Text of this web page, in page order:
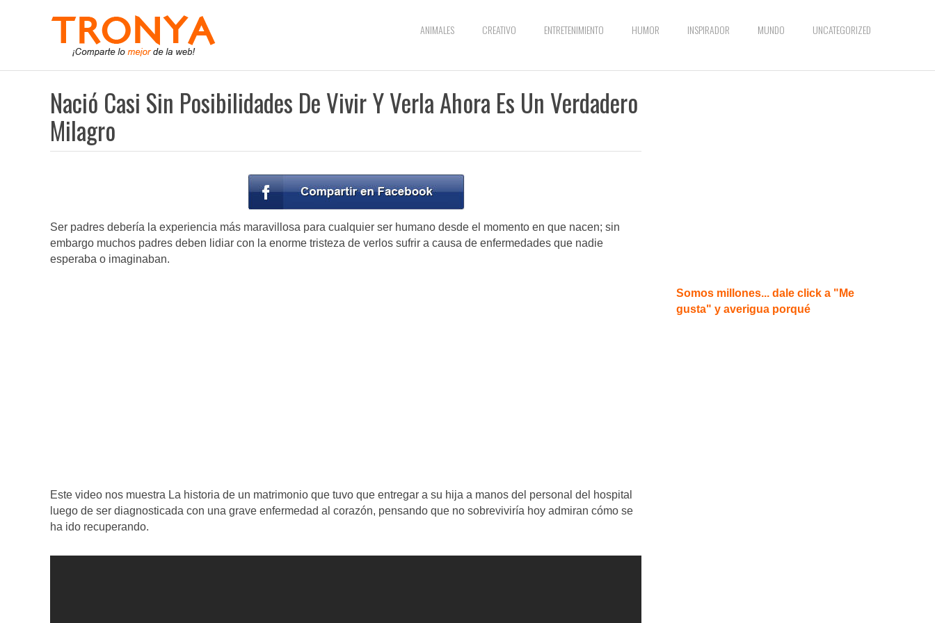
ANIMALES CREATIVO ENTRETENIMIENTO HUMOR INSPIRADOR MUNDO UNCATEGORIZED
Nació Casi Sin Posibilidades De Vivir Y Verla Ahora Es Un Verdadero
Milagro
Ser padres debería la experiencia más maravillosa para cualquier ser humano desde el momento en que nacen; sin
embargo muchos padres deben lidiar con la enorme tristeza de verlos sufrir a causa de enfermedades que nadie
esperaba o imaginaban.
Este video nos muestra La historia de un matrimonio que tuvo que entregar a su hija a manos del personal del hospital
luego de ser diagnosticada con una grave enfermedad al corazón, pensando que no sobreviviría hoy admiran cómo se
ha ido recuperando.
Somos millones... dale click a "Me
gusta" y averigua porqué